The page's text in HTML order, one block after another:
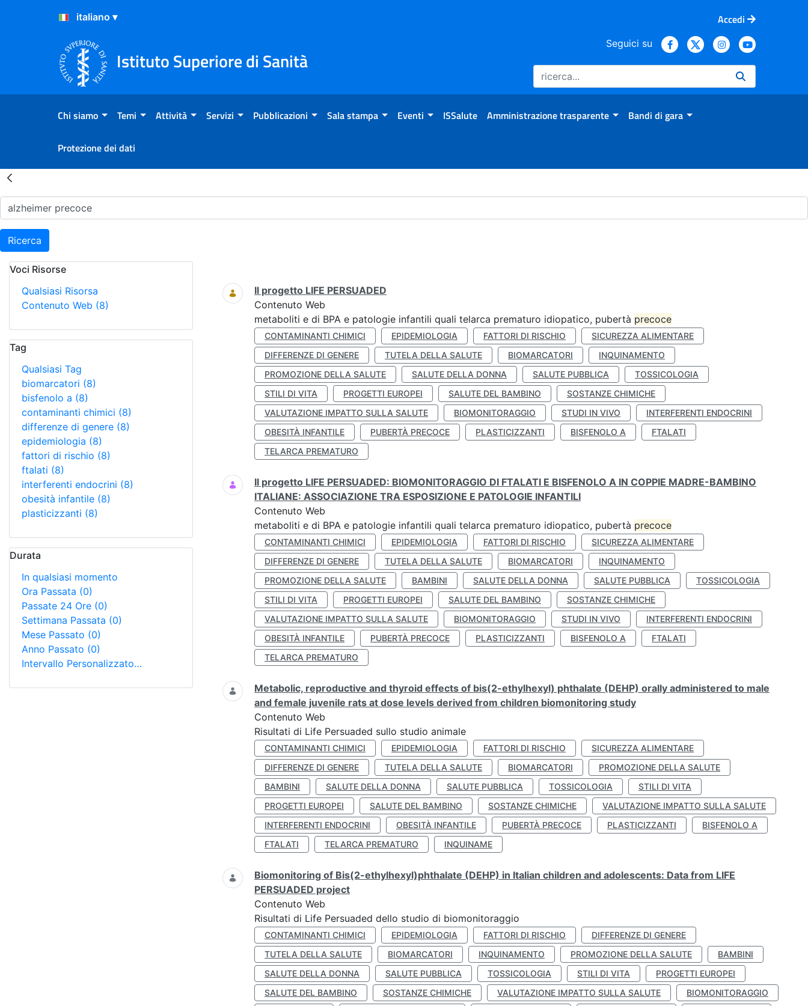
Salta al Contenuto
Salta al Footer
Accedi
Istituto Superiore di Sanità
Seguici su
Chi siamo Temi Attività Servizi Pubblicazioni Sala stampa Eventi ISSalute Amministrazione trasparente Bandi di gara
Protezione dei dati
Risultati della Ricerca - Home
Ricerca
Voci Risorse
Qualsiasi Risorsa
Contenuto Web (8)
Tag
Qualsiasi Tag
biomarcatori (8)
bisfenolo a (8)
contaminanti chimici (8)
differenze di genere (8)
epidemiologia (8)
fattori di rischio (8)
ftalati (8)
interferenti endocrini (8)
obesità infantile (8)
plasticizzanti (8)
Durata
In qualsiasi momento
Ora Passata (0)
Passate 24 Ore (0)
Settimana Passata (0)
Mese Passato (0)
Anno Passato (0)
Intervallo Personalizzato…
Ricerca
Il progetto LIFE PERSUADED
Contenuto Web
metaboliti e di BPA e patologie infantili quali telarca prematuro idiopatico, pubertà precoce
CONTAMINANTI CHIMICI EPIDEMIOLOGIA FATTORI DI RISCHIO
SICUREZZA ALIMENTARE
DIFFERENZE DI GENERE
TUTELA DELLA SALUTE BIOMARCATORI
INQUINAMENTO
PROMOZIONE DELLA SALUTE
SALUTE DELLA DONNA SALUTE PUBBLICA
TOSSICOLOGIA
STILI DI VITA
PROGETTI EUROPEI SALUTE DEL BAMBINO
SOSTANZE CHIMICHE
VALUTAZIONE IMPATTO SULLA SALUTE
BIOMONITORAGGIO STUDI IN VIVO
INTERFERENTI ENDOCRINI
OBESITÀ INFANTILE
PUBERTÀ PRECOCE PLASTICIZZANTI BISFENOLO A
FTALATI
TELARCA PREMATURO
Il progetto LIFE PERSUADED: BIOMONITORAGGIO DI FTALATI E BISFENOLO A IN COPPIE MADRE-BAMBINO
ITALIANE: ASSOCIAZIONE TRA ESPOSIZIONE E PATOLOGIE INFANTILI
Contenuto Web
metaboliti e di BPA e patologie infantili quali telarca prematuro idiopatico, pubertà precoce
CONTAMINANTI CHIMICI EPIDEMIOLOGIA FATTORI DI RISCHIO
SICUREZZA ALIMENTARE
DIFFERENZE DI GENERE
TUTELA DELLA SALUTE BIOMARCATORI
INQUINAMENTO
PROMOZIONE DELLA SALUTE
BAMBINI SALUTE DELLA DONNA SALUTE PUBBLICA
TOSSICOLOGIA
STILI DI VITA
PROGETTI EUROPEI SALUTE DEL BAMBINO
SOSTANZE CHIMICHE
VALUTAZIONE IMPATTO SULLA SALUTE
BIOMONITORAGGIO STUDI IN VIVO
INTERFERENTI ENDOCRINI
OBESITÀ INFANTILE
PUBERTÀ PRECOCE PLASTICIZZANTI BISFENOLO A
FTALATI
TELARCA PREMATURO
Metabolic, reproductive and thyroid effects of bis(2-ethylhexyl) phthalate (DEHP) orally administered to male
and female juvenile rats at dose levels derived from children biomonitoring study
Contenuto Web
Risultati di Life Persuaded sullo studio animale
CONTAMINANTI CHIMICI EPIDEMIOLOGIA FATTORI DI RISCHIO
SICUREZZA ALIMENTARE
DIFFERENZE DI GENERE
TUTELA DELLA SALUTE BIOMARCATORI
PROMOZIONE DELLA SALUTE
BAMBINI
SALUTE DELLA DONNA SALUTE PUBBLICA TOSSICOLOGIA
STILI DI VITA
PROGETTI EUROPEI
SALUTE DEL BAMBINO SOSTANZE CHIMICHE
VALUTAZIONE IMPATTO SULLA SALUTE
INTERFERENTI ENDOCRINI
OBESITÀ INFANTILE PUBERTÀ PRECOCE PLASTICIZZANTI
BISFENOLO A
FTALATI
TELARCA PREMATURO INQUINAME
Biomonitoring of Bis(2-ethylhexyl)phthalate (DEHP) in Italian children and adolescents: Data from LIFE
PERSUADED project
Contenuto Web
Risultati di Life Persuaded dello studio di biomonitoraggio
CONTAMINANTI CHIMICI EPIDEMIOLOGIA FATTORI DI RISCHIO
DIFFERENZE DI GENERE
TUTELA DELLA SALUTE
BIOMARCATORI INQUINAMENTO PROMOZIONE DELLA SALUTE
BAMBINI
SALUTE DELLA DONNA
SALUTE PUBBLICA TOSSICOLOGIA STILI DI VITA
PROGETTI EUROPEI
SALUTE DEL BAMBINO
SOSTANZE CHIMICHE VALUTAZIONE IMPATTO SULLA SALUTE
BIOMONITORAGGIO